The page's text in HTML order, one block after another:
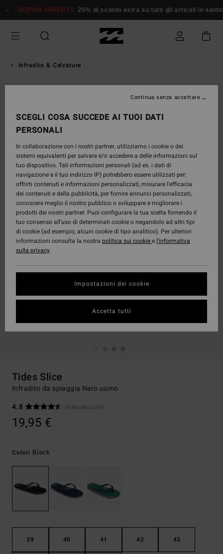
alle
prodotto
DOPPIA OFFERTA 25% di sconto extra su tutti gli articoli in saldo*
Infradito & Calzature
Tides Slice
Infradito da spiaggia Nero uomo
4.8
(4 Recensioni)
19,95 €
Colori Black
39 40 41 42 43
SCEGLI COSA SUCCEDE AI TUOI DATI
PERSONALI
In collaborazione con i nostri partner, utilizziamo i cookie o dei
sistemi equivalenti per salvare e/o accedere a delle informazioni sul
tuo dispositivo. Tali informazioni personali (ad es. i dati di
navigazione e il tuo indirizzo IP) potrebbero essere utilizzati per:
offrirti contenuti e informazioni personalizzati, misurare l’efficacia
dei contenuti e della pubblicità, per fornire annunci personalizzati,
conoscere meglio il nostro pubblico o sviluppare e migliorare i
prodotti dei nostri partner. Puoi configurare la tua scelta fornendo il
tuo consenso all’uso di determinati cookie o negandolo ad altri tipi
di cookie (ad esempio, alcuni cookie di tipo analitico). Per ulteriori
informazioni consulta la nostra politica sui cookiee l'informativa
sulla privacy.
Impostazioni dei cookie
Continua senza accettare
Accetta tutti